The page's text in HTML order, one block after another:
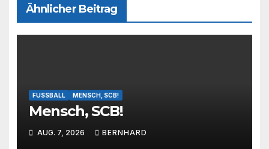
Ähnlicher Beitrag
FUSSBALL MENSCH, SCB!
Mensch, SCB!
AUG. 7, 2026 BERNHARD